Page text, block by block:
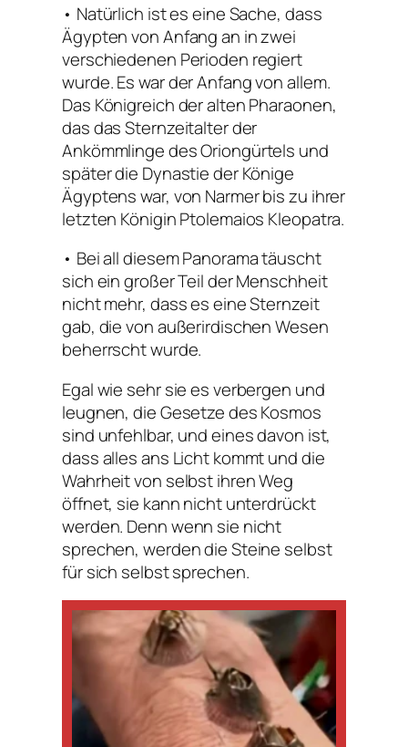
• Natürlich ist es eine Sache, dass
Ägypten von Anfang an in zwei
verschiedenen Perioden regiert
wurde. Es war der Anfang von allem.
Das Königreich der alten Pharaonen,
das das Sternzeitalter der
Ankömmlinge des Oriongürtels und
später die Dynastie der Könige
Ägyptens war, von Narmer bis zu ihrer
letzten Königin Ptolemaios Kleopatra.
• Bei all diesem Panorama täuscht
sich ein großer Teil der Menschheit
nicht mehr, dass es eine Sternzeit
gab, die von außerirdischen Wesen
beherrscht wurde.
Egal wie sehr sie es verbergen und
leugnen, die Gesetze des Kosmos
sind unfehlbar, und eines davon ist,
dass alles ans Licht kommt und die
Wahrheit von selbst ihren Weg
öffnet, sie kann nicht unterdrückt
werden. Denn wenn sie nicht
sprechen, werden die Steine ​​selbst
für sich selbst sprechen.